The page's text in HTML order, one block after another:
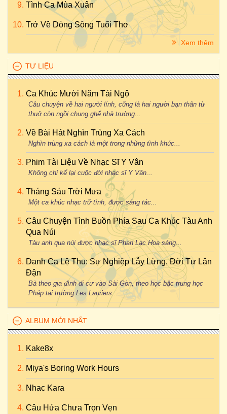
Tình Ca Mùa Xuân
Trở Về Dòng Sông Tuổi Thơ
Xem thêm
TƯ LIỆU
Ca Khúc Mười Năm Tái Ngộ
Câu chuyện về hai người lính, cũng là hai người bạn thân từ
thuở còn ngồi chung ghế nhà trường...
Về Bài Hát Nghìn Trùng Xa Cách
Nghìn trùng xa cách là một trong những tình khúc...
Phim Tài Liệu Về Nhạc Sĩ Y Vân
Không chỉ kể lại cuộc đời nhạc sĩ Y Vân...
Tháng Sáu Trời Mưa
Một ca khúc nhạc trữ tình, được sáng tác...
Câu Chuyện Tình Buồn Phía Sau Ca Khúc Tàu Anh
Qua Núi
Tàu anh qua núi được nhạc sĩ Phan Lạc Hoa sáng...
Danh Ca Lệ Thu: Sự Nghiệp Lẫy Lừng, Đời Tư Lận
Đận
Bà theo gia đình di cư vào Sài Gòn, theo học bậc trung học
Pháp tại trường Les Lauriers...
ALBUM MỚI NHẤT
Kake8x
Miya's Boring Work Hours
Nhac Kara
Câu Hứa Chưa Trọn Vẹn